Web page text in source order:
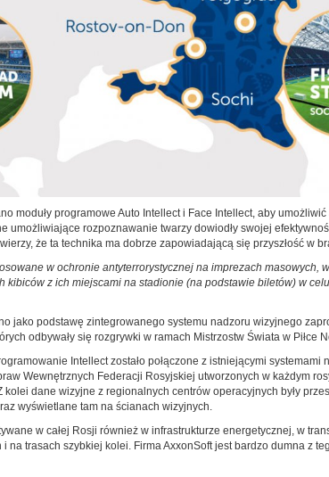
moduły programowe Auto Intellect i Face Intellect, aby
umożliwiające rozpoznawanie twarzy dowiodły swojej
że ta technika ma dobrze zapowiadającą się przyszłość w
w ochronie antyterrorystycznej na imprezach
kibiców z ich miejscami na stadionie (na podstawie biletów) w
jako podstawę zintegrowanego systemu nadzoru wizyjnego
odbywały się rozgrywki w ramach Mistrzostw Świata w Piłce
Intellect zostało połączone z istniejącymi
Wewnętrznych Federacji Rosyjskiej utworzonych w każdym
dane wizyjne z regionalnych centrów operacyjnych były
wyświetlane tam na ścianach wizyjnych.
w całej Rosji również w infrastrukturze energetycznej, w
na trasach szybkiej kolei. Firma AxxonSoft jest bardzo dumna z